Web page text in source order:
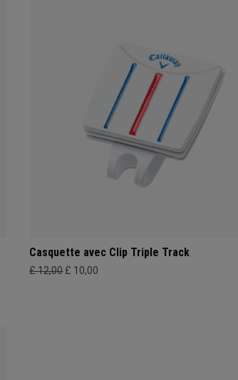
Casquette avec Clip Triple Track
£ 12,00 £ 10,00